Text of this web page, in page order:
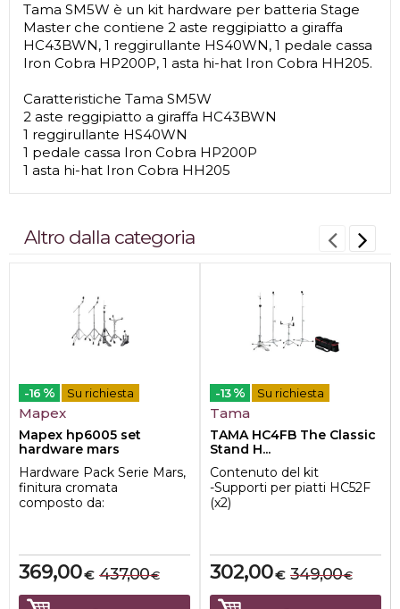
Tama SM5W è un kit hardware per batteria Stage
Master che contiene 2 aste reggipiatto a giraffa
HC43BWN, 1 reggirullante HS40WN, 1 pedale cassa
Iron Cobra HP200P, 1 asta hi-hat Iron Cobra HH205.
Caratteristiche Tama SM5W
2 aste reggipiatto a giraffa HC43BWN
1 reggirullante HS40WN
1 pedale cassa Iron Cobra HP200P
1 asta hi-hat Iron Cobra HH205
Altro dalla categoria
-16 % Su richiesta
Mapex
Mapex hp6005 set
hardware mars
Hardware Pack Serie Mars,
finitura cromata
composto da:
€
369,00 €
437,00
-13 % Su richiesta
Tama
TAMA HC4FB The Classic
Stand H...
Contenuto del kit
-Supporti per piatti HC52F
(x2)
€
302,00 €
349,00